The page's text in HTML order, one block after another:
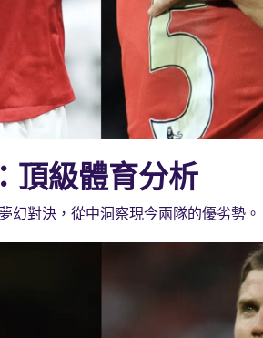
頂級體育分析
幻對決，從中洞察現今兩隊的優劣勢。